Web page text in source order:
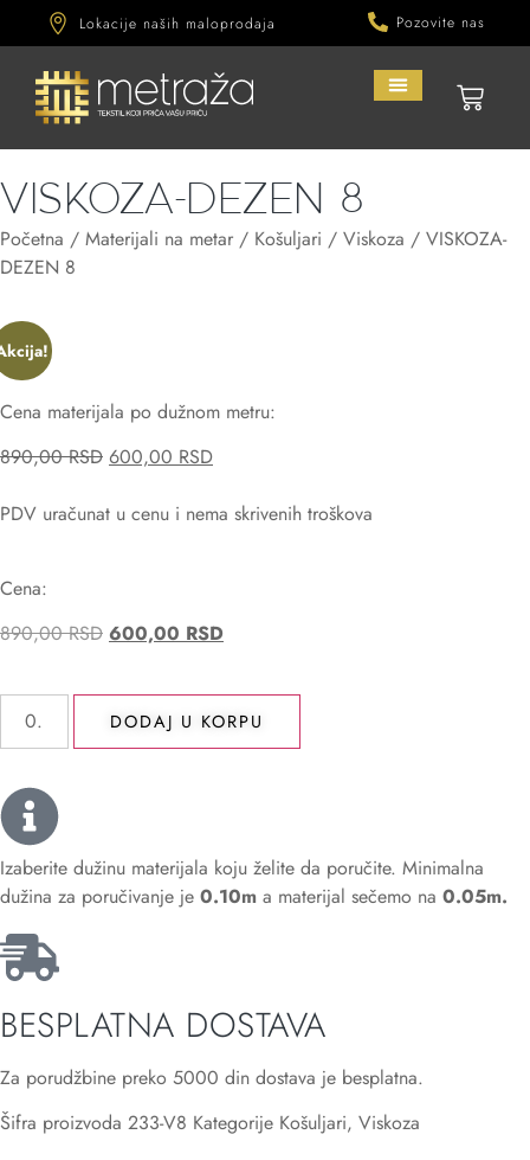
Lokacije naših maloprodaja Pozovite nas
VISKOZA-DEZEN 8
Početna / Materijali na metar / Košuljari / Viskoza / VISKOZA-
DEZEN 8
Cena materijala po dužnom metru:
890,00RSD 600,00 RSD
PDV uračunat u cenu i nema skrivenih troškova
Cena:
890,00RSD 600,00 RSD
DODAJ U KORPU
Izaberite dužinu materijala koju želite da poručite. Minimalna
dužina za poručivanje je 0.10m a materijal sečemo na 0.05m.
BESPLATNA DOSTAVA
Za porudžbine preko 5000 din dostava je besplatna.
Šifra proizvoda 233-V8 Kategorije Košuljari, Viskoza